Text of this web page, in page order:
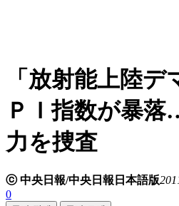
「放射能上陸デ
ＰＩ指数が暴
力を捜査
ⓒ 中央日報/中央日報日本語版
0